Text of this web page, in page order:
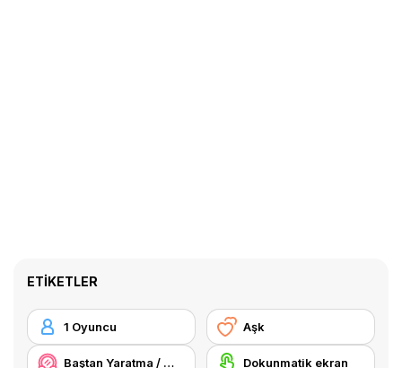
ETIKETLER
1 Oyuncu Aşk
Baştan Yaratma / Makyaj Dokunmatik ekran